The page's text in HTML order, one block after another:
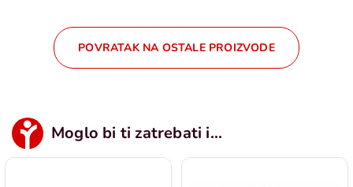
POVRATAK NA OSTALE PROIZVODE
Moglo bi ti zatrebati i...